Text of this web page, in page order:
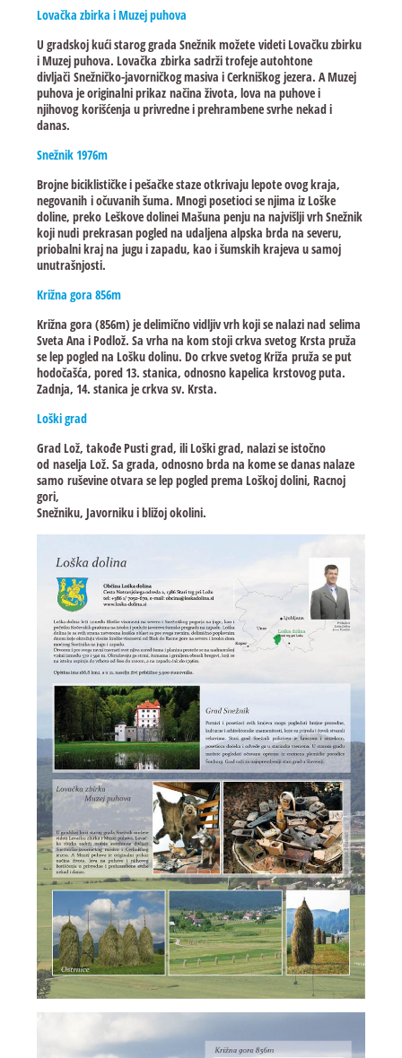
Lovačka zbirka i Muzej puhova
U gradskoj kući starog grada Snežnik možete videti Lovačku zbirku
i Muzej puhova. Lovačka zbirka sadrži trofeje autohtone
divljači Snežničko-javorničkog masiva i Cerkniškog jezera. A Muzej
puhova je originalni prikaz načina života, lova na puhove i
njihovog korišćenja u privredne i prehrambene svrhe nekad i
danas.
Snežnik 1976m
Brojne biciklističke i pešačke staze otkrivaju lepote ovog kraja,
negovanih i očuvanih šuma. Mnogi posetioci se njima iz Loške
doline, preko Leškove dolinei Mašuna penju na najvišlji vrh Snežnik
koji nudi prekrasan pogled na udaljena alpska brda na severu,
priobalni kraj na jugu i zapadu, kao i šumskih krajeva u samoj
unutrašnjosti.
Križna gora 856m
Križna gora (856m) je delimično vidljiv vrh koji se nalazi nad selima
Sveta Ana i Podlož. Sa vrha na kom stoji crkva svetog Krsta pruža
se lep pogled na Lošku dolinu. Do crkve svetog Križa pruža se put
hodočašća, pored 13. stanica, odnosno kapelica krstovog puta.
Zadnja, 14. stanica je crkva sv. Krsta.
Loški grad
Grad Lož, takođe Pusti grad, ili Loški grad, nalazi se istočno
od naselja Lož. Sa grada, odnosno brda na kome se danas nalaze
samo ruševine otvara se lep pogled prema Loškoj dolini, Racnoj
gori,
Snežniku, Javorniku i bližoj okolini.